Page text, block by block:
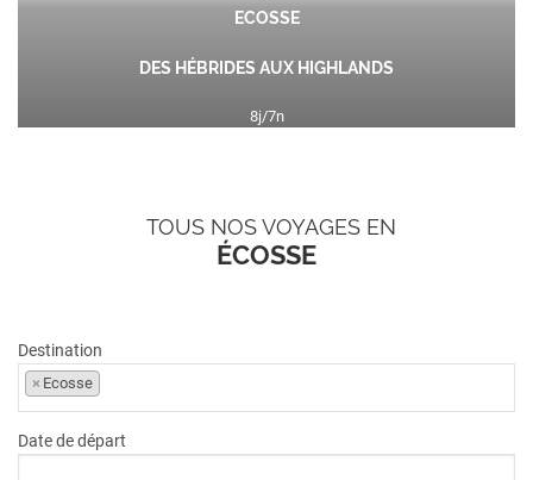
ECOSSE
DES HÉBRIDES AUX HIGHLANDS
8j/7n
Appréciez ce pays riche en châteaux, folklores et paysages
spectaculaire ! Au-delà du folklore des kilts et des...
TOUS NOS VOYAGES EN
ÉCOSSE
Destination
× Ecosse
Date de départ